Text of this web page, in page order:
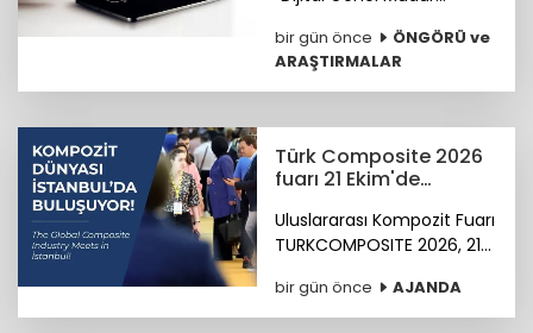
hazırlanıyor.
bir gün önce
ÖNGÖRÜ ve
ARAŞTIRMALAR
Türk Composite 2026
fuarı 21 Ekim'de
Uluslararası Kompozit Fuarı
TURKCOMPOSITE 2026, 21-
İstanbul Fuar Merkezi’nde
düzenlenecek.
bir gün önce AJANDA